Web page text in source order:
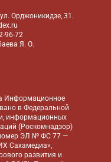
Орджоникидзе, 31.
96-72
Я. О.
Информационное
в Федеральной
информационных
(Роскомнадзор)
номер ЭЛ № ФС 77 —
Сахамедиа»,
развития и